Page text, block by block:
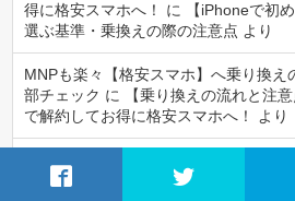
得に格安スマホへ！
に
【iPhoneで初
選ぶ基準・乗換えの際の注意点 より
MNPも楽々【格安スマホ】へ乗り換え
部チェック に
【乗り換えの流れと注
で解約してお得に格安スマホへ！
より
に
【乗り換えの流れと注意点の